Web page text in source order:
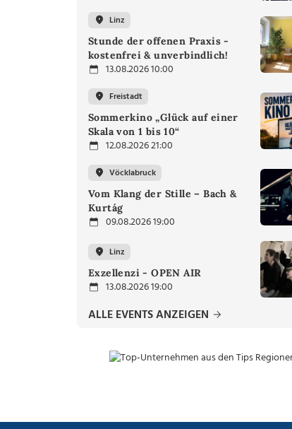
Linz
Stunde der offenen Praxis -
kostenfrei & unverbindlich!
13.08.2026 10:00
Freistadt
Sommerkino „Glück auf einer
Skala von 1 bis 10“
12.08.2026 21:00
Vöcklabruck
Vom Klang der Stille – Bach &
Kurtág
09.08.2026 19:00
Linz
Exzellenzi - OPEN AIR
13.08.2026 19:00
ALLE EVENTS ANZEIGEN